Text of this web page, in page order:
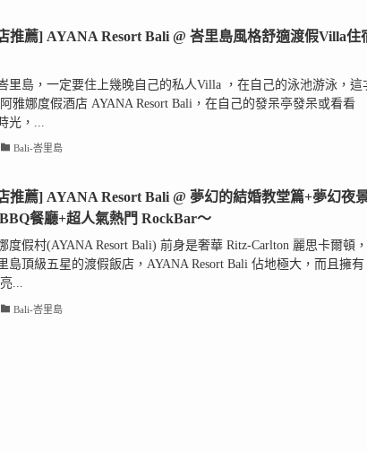
推薦] AYANA Resort Bali @ 峇里島風格舒適渡假Villa住
里島，一定要住上幾晚自己的私人Villa ，在自己的泳池游泳，這
雅娜度假酒店 AYANA Resort Bali，在自己的發呆亭發呆或看看
光，...
Bali-峇里島
推薦] AYANA Resort Bali @ 夢幻的結婚教堂篇+夢幻夜
餐廳+超人氣熱門 RockBar～
度假村(AYANA Resort Bali) 前身是奢華 Ritz-Carlton 麗思卡爾頓，
島頂級五星的渡假飯店，AYANA Resort Bali 佔地極大，而且擁有
...
Bali-峇里島